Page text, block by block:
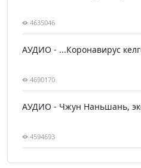
4635046
АУДИО - ...Коронавирус
4690170
АУДИО - Чжун Наньшань,
4594693